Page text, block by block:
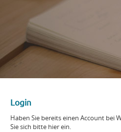
Login
Haben Sie bereits einen Account bei
Sie sich bitte hier ein.